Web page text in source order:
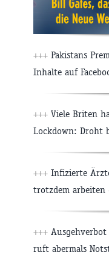
+++ Pakistans
Inhalte auf
+++ Viele Briten
Lockdown: Droht
+++ Infizierte
trotzdem arbeiten
+++ Ausgehverbot
ruft abermals